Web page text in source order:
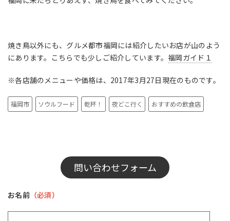
焼き鳥以外にも、グルメ都市福岡には紹介したいお店が山のよう
にあります。こちらでも少しご紹介しています。福岡ガイド１
※各店舗のメニューや価格は、2017年3月27日現在のものです。
福岡市 ソウルフード 乾杯！ 夜どこ行く おすすめの飲食店
問い合わせフォーム
お名前（必須）